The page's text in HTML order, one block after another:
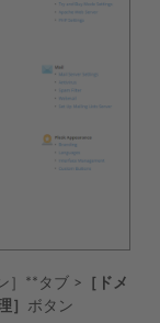
］**タブ > ［ドメ
］ ボタン